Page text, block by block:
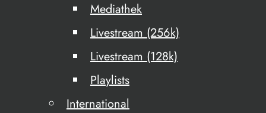
Mediathek
Livestream (256k)
Livestream (128k)
Playlists
International